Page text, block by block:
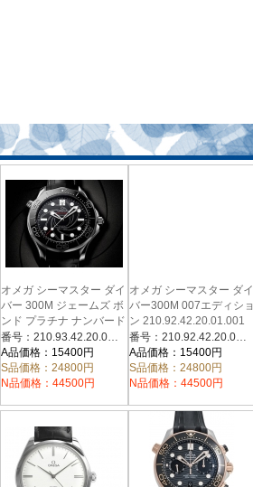
オメガ シーマスター ダイ
バー 300M ジェームズ ボ
ンド プラチナ ナンバード
エディション
210.93.42.20.01.001
番号：210.93.42.20.01.001
A品価格：15400円
S品価格：24800円
N品価格：44500円
オメガ シーマスター ダイ
バー300M 007エディショ
ン 210.92.42.20.01.001
番号：210.92.42.20.01.001
A品価格：15400円
S品価格：24800円
N品価格：44500円